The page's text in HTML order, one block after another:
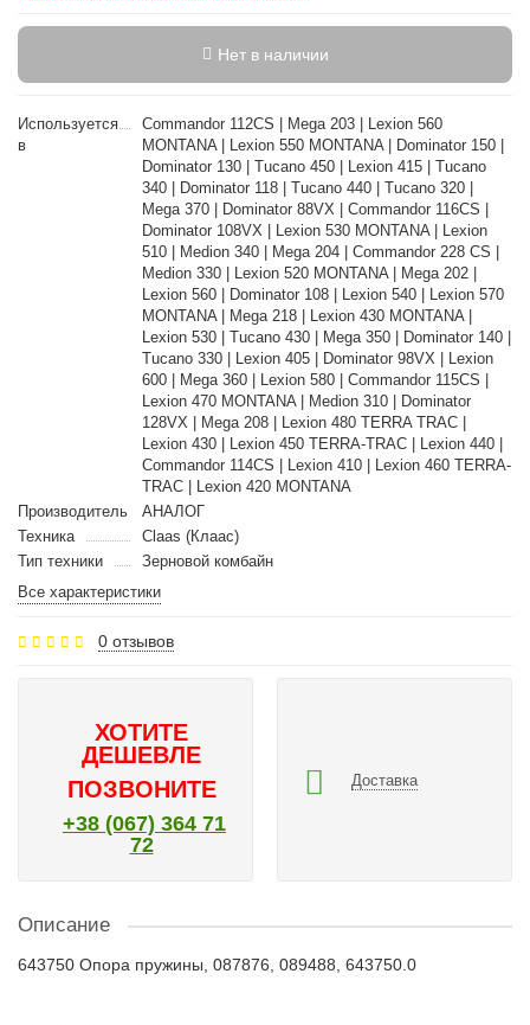
Нет в наличии
Используется
в
Commandor 112CS | Mega 203 | Lexion 560
MONTANA | Lexion 550 MONTANA | Dominator 150 |
Dominator 130 | Tucano 450 | Lexion 415 | Tucano
340 | Dominator 118 | Tucano 440 | Tucano 320 |
Mega 370 | Dominator 88VX | Commandor 116CS |
Dominator 108VX | Lexion 530 MONTANA | Lexion
510 | Medion 340 | Mega 204 | Commandor 228 CS |
Medion 330 | Lexion 520 MONTANA | Mega 202 |
Lexion 560 | Dominator 108 | Lexion 540 | Lexion 570
MONTANA | Mega 218 | Lexion 430 MONTANA |
Lexion 530 | Tucano 430 | Mega 350 | Dominator 140 |
Tucano 330 | Lexion 405 | Dominator 98VX | Lexion
600 | Mega 360 | Lexion 580 | Commandor 115CS |
Lexion 470 MONTANA | Medion 310 | Dominator
128VX | Mega 208 | Lexion 480 TERRA TRAC |
Lexion 430 | Lexion 450 TERRA-TRAC | Lexion 440 |
Commandor 114CS | Lexion 410 | Lexion 460 TERRA-
TRAC | Lexion 420 MONTANA
Производитель
АНАЛОГ
Техника
Claas (Клаас)
Тип техники
Зерновой комбайн
Все характеристики
0 отзывов
ХОТИТЕ
ДЕШЕВЛЕ
ПОЗВОНИТЕ
+38 (067) 364 71
72
Доставка
Описание
643750 Опора пружины, 087876, 089488, 643750.0